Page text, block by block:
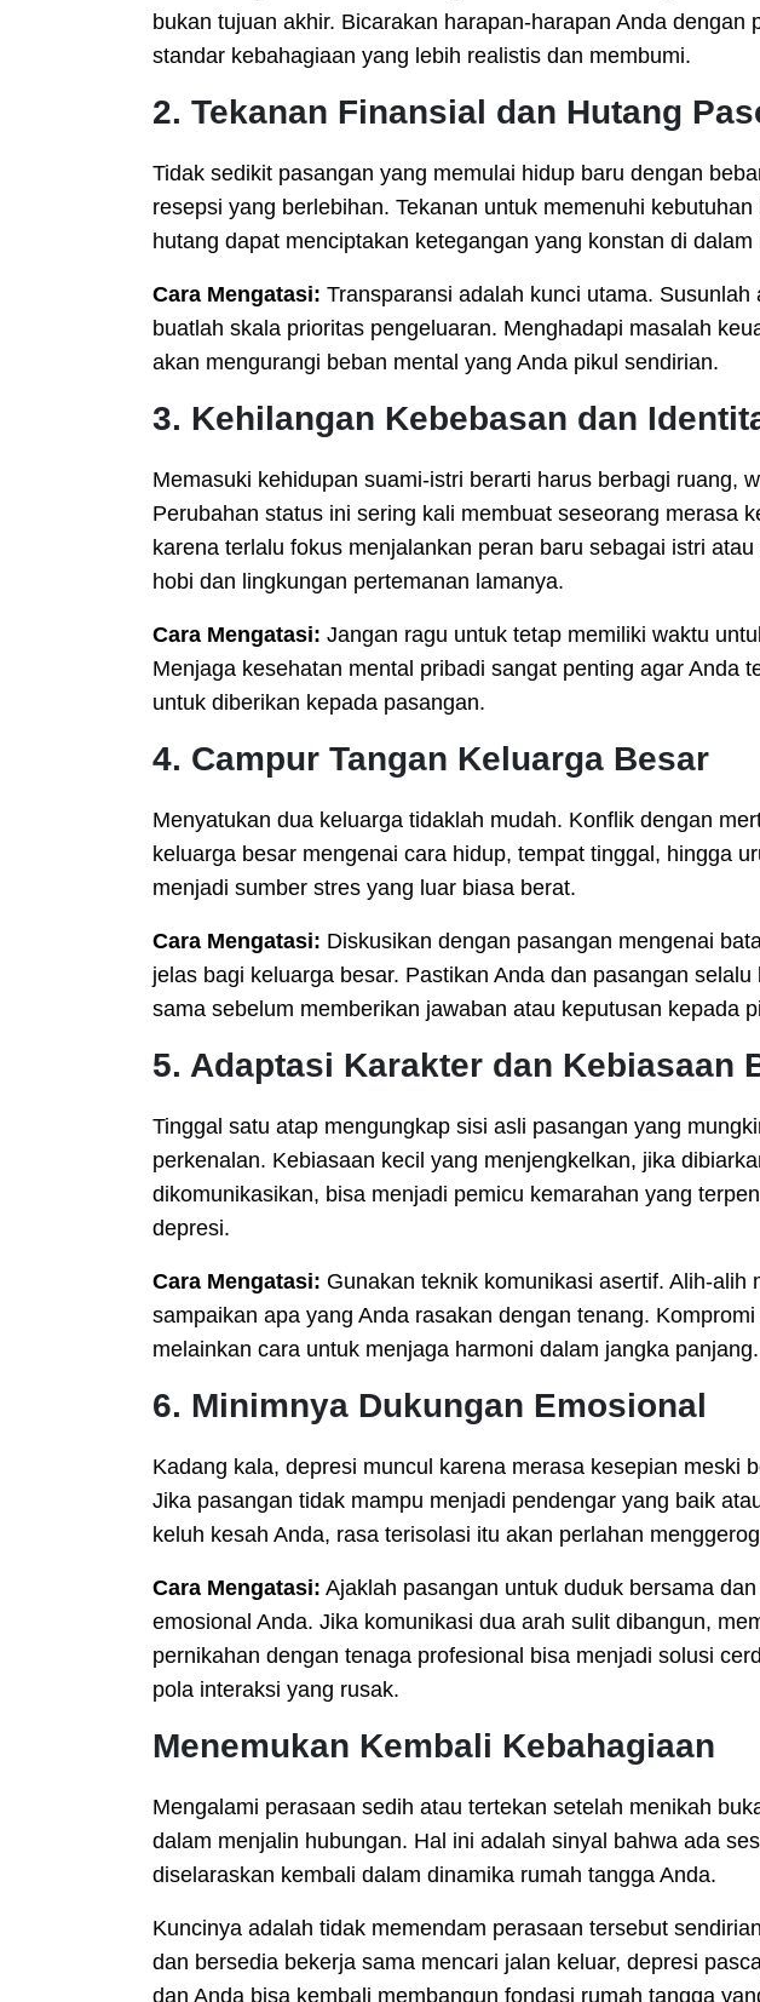
bukan tujuan akhir. Bicarakan harapan-harapan Anda dengan
standar kebahagiaan yang lebih realistis dan membumi.
2. Tekanan Finansial dan Hutang
Tidak sedikit pasangan yang memulai hidup baru dengan
resepsi yang berlebihan. Tekanan untuk memenuhi
hutang dapat menciptakan ketegangan yang konstan di dalam
Cara Mengatasi: Transparansi adalah kunci utama. Susunlah
buatlah skala prioritas pengeluaran. Menghadapi masalah
akan mengurangi beban mental yang Anda pikul sendirian.
3. Kehilangan Kebebasan dan
Memasuki kehidupan suami-istri berarti harus berbagi ruang,
Perubahan status ini sering kali membuat seseorang merasa
karena terlalu fokus menjalankan peran baru sebagai istri
hobi dan lingkungan pertemanan lamanya.
Cara Mengatasi: Jangan ragu untuk tetap memiliki waktu
Menjaga kesehatan mental pribadi sangat penting agar Anda
untuk diberikan kepada pasangan.
4. Campur Tangan Keluarga Besar
Menyatukan dua keluarga tidaklah mudah. Konflik dengan
keluarga besar mengenai cara hidup, tempat tinggal, hingga
menjadi sumber stres yang luar biasa berat.
Cara Mengatasi: Diskusikan dengan pasangan mengenai
jelas bagi keluarga besar. Pastikan Anda dan pasangan
sama sebelum memberikan jawaban atau keputusan kepada
5. Adaptasi Karakter dan Kebiasaan
Tinggal satu atap mengungkap sisi asli pasangan yang
perkenalan. Kebiasaan kecil yang menjengkelkan, jika
dikomunikasikan, bisa menjadi pemicu kemarahan yang
depresi.
Cara Mengatasi: Gunakan teknik komunikasi asertif. Alih-alih
sampaikan apa yang Anda rasakan dengan tenang.
melainkan cara untuk menjaga harmoni dalam jangka panjang.
6. Minimnya Dukungan Emosional
Kadang kala, depresi muncul karena merasa kesepian meski
Jika pasangan tidak mampu menjadi pendengar yang baik
keluh kesah Anda, rasa terisolasi itu akan perlahan
Cara Mengatasi: Ajaklah pasangan untuk duduk bersama
emosional Anda. Jika komunikasi dua arah sulit dibangun,
pernikahan dengan tenaga profesional bisa menjadi solusi
pola interaksi yang rusak.
Menemukan Kembali Kebahagiaan
Mengalami perasaan sedih atau tertekan setelah menikah
dalam menjalin hubungan. Hal ini adalah sinyal bahwa ada
diselaraskan kembali dalam dinamika rumah tangga Anda.
Kuncinya adalah tidak memendam perasaan tersebut
dan bersedia bekerja sama mencari jalan keluar, depresi
dan Anda bisa kembali membangun fondasi rumah tangga